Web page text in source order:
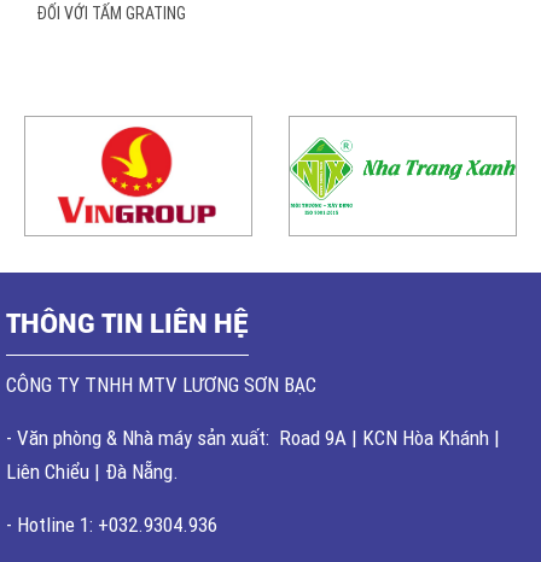
ĐỐI VỚI TẤM GRATING
THÔNG TIN LIÊN HỆ
CÔNG TY TNHH MTV LƯƠNG SƠN BẠC
- Văn phòng & Nhà máy sản xuất: Road 9A | KCN Hòa Khánh |
Liên Chiểu | Đà Nẵng.
- Hotline 1: +032.9304.936